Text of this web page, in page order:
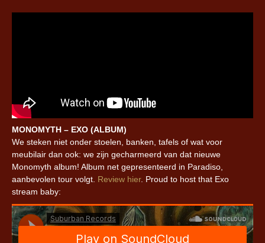
MONOMYTH – EXO (ALBUM)
We steken niet onder stoelen, banken, tafels of wat voor
meubilair dan ook: we zijn gecharmeerd van dat nieuwe
Monomyth album! Album net gepresenteerd in Paradiso,
aanbevolen tour volgt. Review hier. Proud to host that Exo
stream baby: